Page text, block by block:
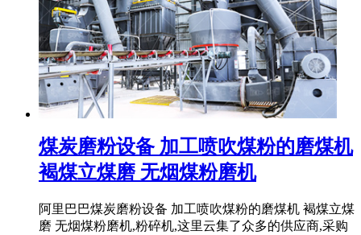
煤炭磨粉设备 加工喷吹煤粉的磨煤机
褐煤立煤磨 无烟煤粉磨机
阿里巴巴煤炭磨粉设备 加工喷吹煤粉的磨煤机 褐煤立煤
磨 无烟煤粉磨机,粉碎机,这里云集了众多的供应商,采购